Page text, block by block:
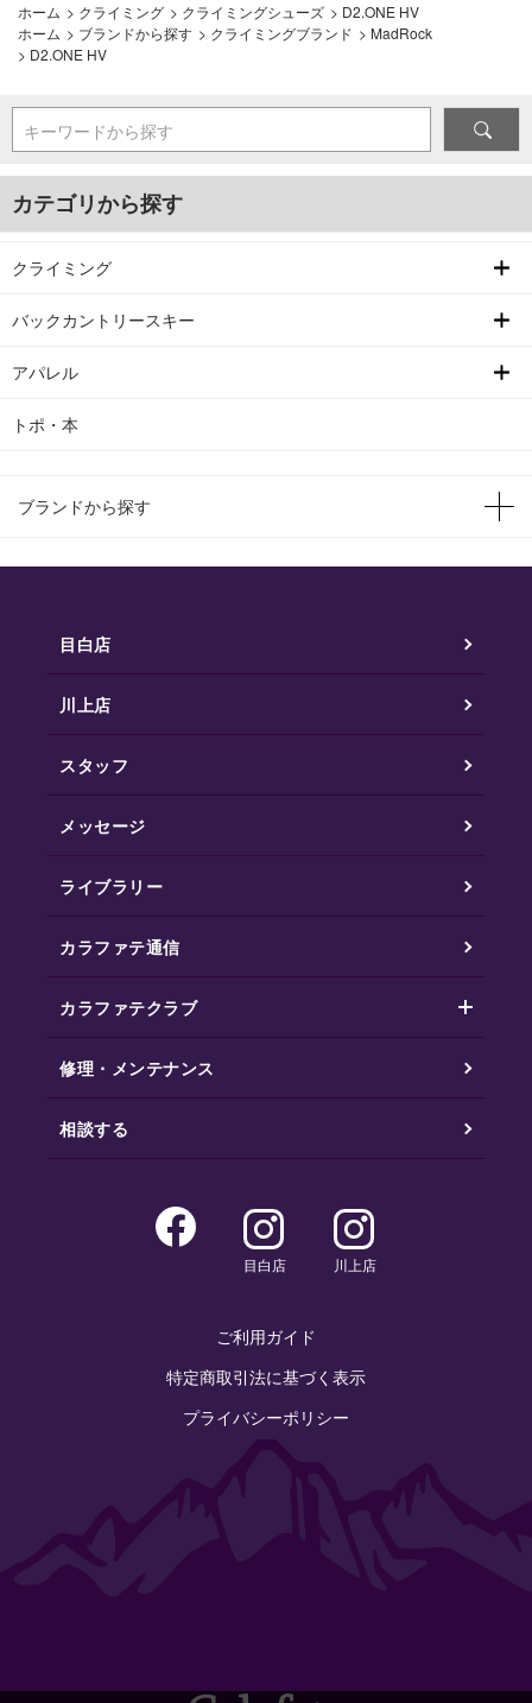
ホーム > クライミング > クライミングシューズ > D2.ONE HV
ホーム > ブランドから探す > クライミングブランド > MadRock
> D2.ONE HV
キーワードから探す
カテゴリから探す
クライミング
バックカントリースキー
アパレル
トポ・本
ブランドから探す
目白店
川上店
スタッフ
メッセージ
ライブラリー
カラファテ通信
カラファテクラブ
修理・メンテナンス
相談する
目白店 川上店
ご利用ガイド
特定商取引法に基づく表示
プライバシーポリシー